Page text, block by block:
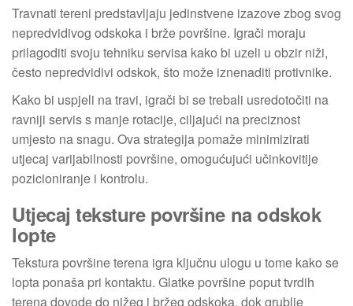
Travnati tereni predstavljaju jedinstvene izazove zbog svog
nepredvidivog odskoka i brže površine. Igrači moraju
prilagoditi svoju tehniku servisa kako bi uzeli u obzir niži,
često nepredvidivi odskok, što može iznenaditi protivnike.
Kako bi uspjeli na travi, igrači bi se trebali usredotočiti na
ravniji servis s manje rotacije, ciljajući na preciznost
umjesto na snagu. Ova strategija pomaže minimizirati
utjecaj varijabilnosti površine, omogućujući učinkovitije
pozicioniranje i kontrolu.
Utjecaj teksture površine na odskok
lopte
Tekstura površine terena igra ključnu ulogu u tome kako se
lopta ponaša pri kontaktu. Glatke površine poput tvrdih
terena dovode do nižeg i bržeg odskoka, dok grublje